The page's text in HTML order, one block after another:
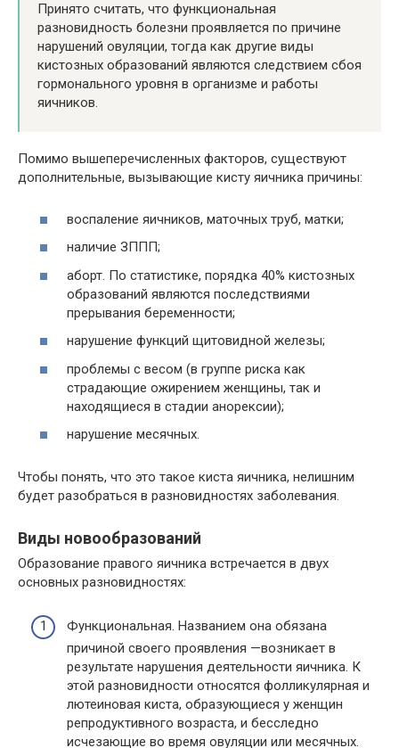
Принято считать, что функциональная
разновидность болезни проявляется по причине
нарушений овуляции, тогда как другие виды
кистозных образований являются следствием сбоя
гормонального уровня в организме и работы
яичников.
Помимо вышеперечисленных факторов, существуют
дополнительные, вызывающие кисту яичника причины:
воспаление яичников, маточных труб, матки;
наличие ЗППП;
аборт. По статистике, порядка 40% кистозных
образований являются последствиями
прерывания беременности;
нарушение функций щитовидной железы;
проблемы с весом (в группе риска как
страдающие ожирением женщины, так и
находящиеся в стадии анорексии);
нарушение месячных.
Чтобы понять, что это такое киста яичника, нелишним
будет разобраться в разновидностях заболевания.
Виды новообразований
Образование правого яичника встречается в двух
основных разновидностях:
Функциональная. Названием она обязана
причиной своего проявления —возникает в
результате нарушения деятельности яичника. К
этой разновидности относятся фолликулярная и
лютеиновая киста, образующиеся у женщин
репродуктивного возраста, и бесследно
исчезающие во время овуляции или месячных.